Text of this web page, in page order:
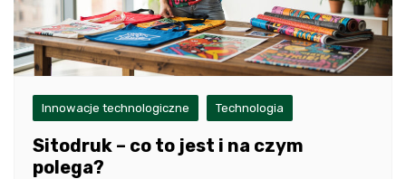
Innowacje technologiczne Technologia
Sitodruk – co to jest i na czym
polega?